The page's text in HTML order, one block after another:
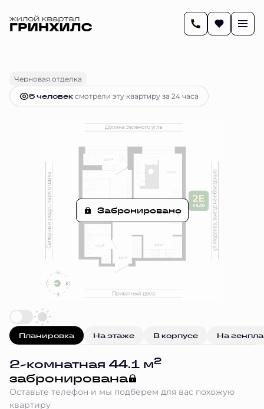
Черновая отделка
5 человексмотрели эту квартиру за 24 часа
Забронировано
Планировка На этаже В корпусе На
2-комнатная 44.1 м2
забронирована
Оставьте телефон и мы подберем для вас похожую
квартиру